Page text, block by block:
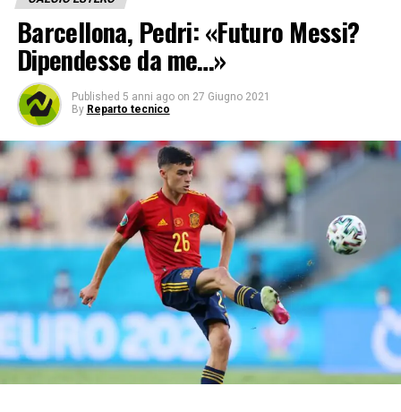
Barcellona, Pedri: «Futuro Messi?
Dipendesse da me…»
Published 5 anni ago on 27 Giugno 2021
By Reparto tecnico